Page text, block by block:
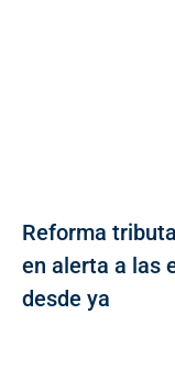
Reforma
en alerta a las
desde ya